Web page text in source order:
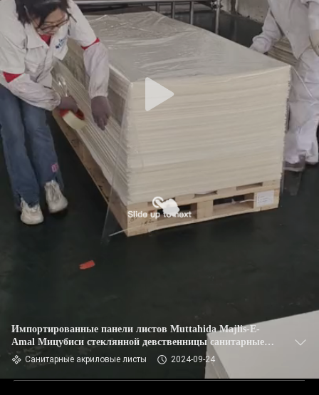
Импортированные панели листов Muttahida Majlis-E-
Amal Мицубиси стеклянной девственницы санитарные
акриловые
Санитарные акриловые листы 2024-09-24